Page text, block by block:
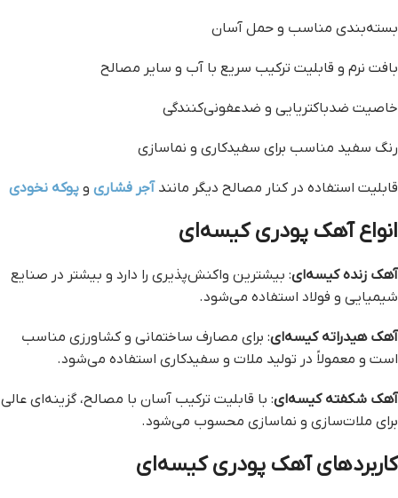
بسته‌بندی مناسب و حمل آسان
بافت نرم و قابلیت ترکیب سریع با آب و سایر مصالح
خاصیت ضدباکتریایی و ضدعفونی‌کنندگی
رنگ سفید مناسب برای سفیدکاری و نماسازی
قابلیت استفاده در کنار مصالح دیگر مانند آجر فشاری و پوکه نخودی
انواع آهک پودری کیسه‌ای
آهک زنده کیسه‌ای: بیشترین واکنش‌پذیری را دارد و بیشتر در صنایع
شیمیایی و فولاد استفاده می‌شود.
آهک هیدراته کیسه‌ای: برای مصارف ساختمانی و کشاورزی مناسب
است و معمولاً در تولید ملات و سفیدکاری استفاده می‌شود.
آهک شکفته کیسه‌ای: با قابلیت ترکیب آسان با مصالح، گزینه‌ای عالی
برای ملات‌سازی و نماسازی محسوب می‌شود.
کاربردهای آهک پودری کیسه‌ای